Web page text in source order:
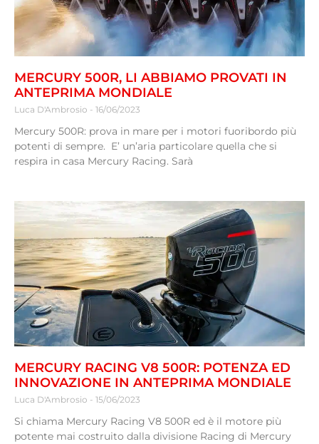
MERCURY 500R, LI ABBIAMO PROVATI IN
ANTEPRIMA MONDIALE
Luca D'Ambrosio 16/06/2023
Mercury 500R: prova in mare per i motori fuoribordo più
potenti di sempre. E’ un’aria particolare quella che si
respira in casa Mercury Racing. Sarà
MERCURY RACING V8 500R: POTENZA ED
INNOVAZIONE IN ANTEPRIMA MONDIALE
Luca D'Ambrosio 15/06/2023
Si chiama Mercury Racing V8 500R ed è il motore più
potente mai costruito dalla divisione Racing di Mercury